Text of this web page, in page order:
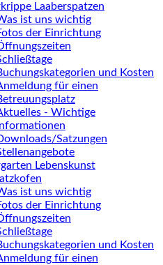
Laaberspatzen
ist uns wichtig
der Einrichtung
und Kosten
für einen
- Wichtige
Informationen
Satzungen
Lebenskunst
ist uns wichtig
der Einrichtung
und Kosten
für einen